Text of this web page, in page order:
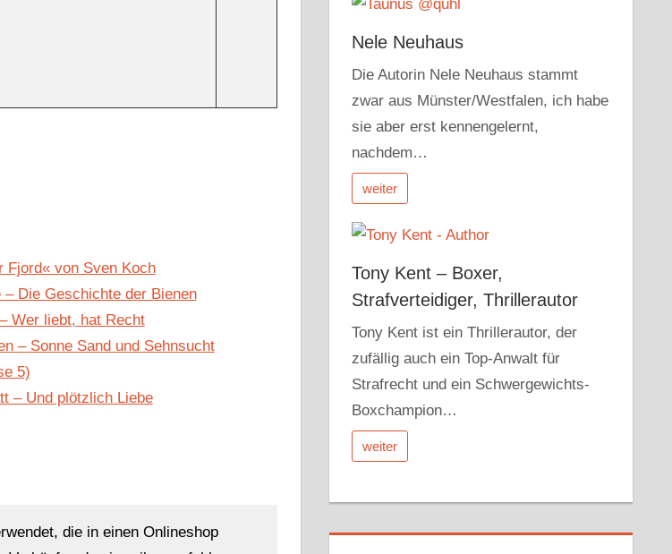
Fjord« von Sven Koch
– Die Geschichte der Bienen
Wer liebt, hat Recht
– Sonne Sand und Sehnsucht
5)
– Und plötzlich Liebe
die in einen Onlineshop
Nele Neuhaus
Die Autorin Nele Neuhaus stammt
zwar aus Münster/Westfalen, ich habe
sie aber erst kennengelernt,
nachdem…
weiter
Tony Kent – Boxer,
Strafverteidiger, Thrillerautor
Tony Kent ist ein Thrillerautor, der
zufällig auch ein Top-Anwalt für
Strafrecht und ein Schwergewichts-
Boxchampion…
weiter